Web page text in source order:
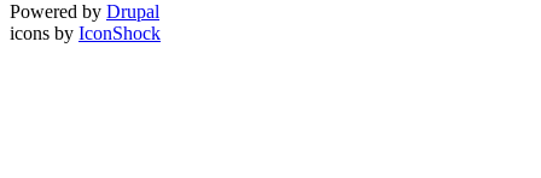
Powered by Drupal
icons by IconShock